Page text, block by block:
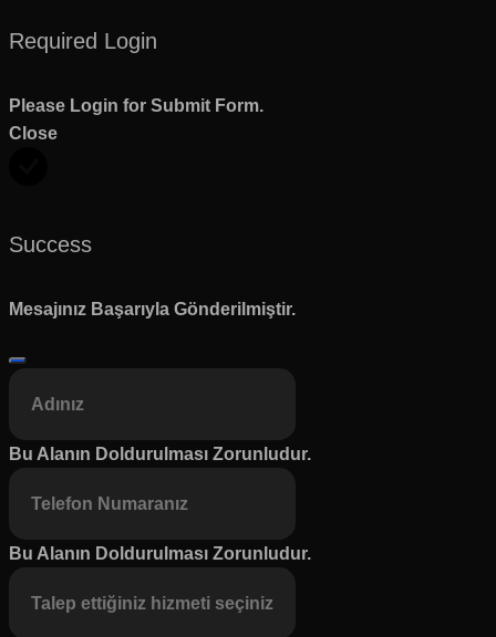
Required Login
Please Login for Submit Form.
Close
Success
Mesajınız Başarıyla Gönderilmiştir.
Bu Alanın Doldurulması Zorunludur.
Bu Alanın Doldurulması Zorunludur.